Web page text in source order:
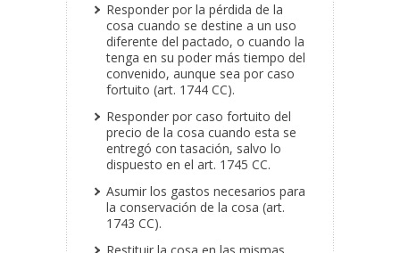
Responder por la pérdida de la
cosa cuando se destine a un uso
diferente del pactado, o cuando la
tenga en su poder más tiempo del
convenido, aunque sea por caso
fortuito (art. 1744 CC).
Responder por caso fortuito del
precio de la cosa cuando esta se
entregó con tasación, salvo lo
dispuesto en el art. 1745 CC.
Asumir los gastos necesarios para
la conservación de la cosa (art.
1743 CC).